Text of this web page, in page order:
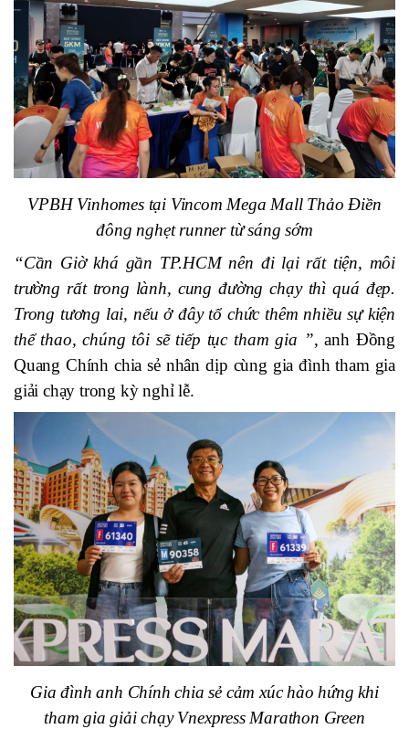
VPBH Vinhomes tại Vincom Mega Mall Thảo Điền
đông nghẹt runner từ sáng sớm
“Cần Giờ khá gần TP.HCM nên đi lại rất tiện, môi
trường rất trong lành, cung đường chạy thì quá đẹp.
Trong tương lai, nếu ở đây tổ chức thêm nhiều sự kiện
thể thao, chúng tôi sẽ tiếp tục tham gia ”, anh Đồng
Quang Chính chia sẻ nhân dịp cùng gia đình tham gia
giải chạy trong kỳ nghỉ lễ.
Gia đình anh Chính chia sẻ cảm xúc hào hứng khi
tham gia giải chạy Vnexpress Marathon Green